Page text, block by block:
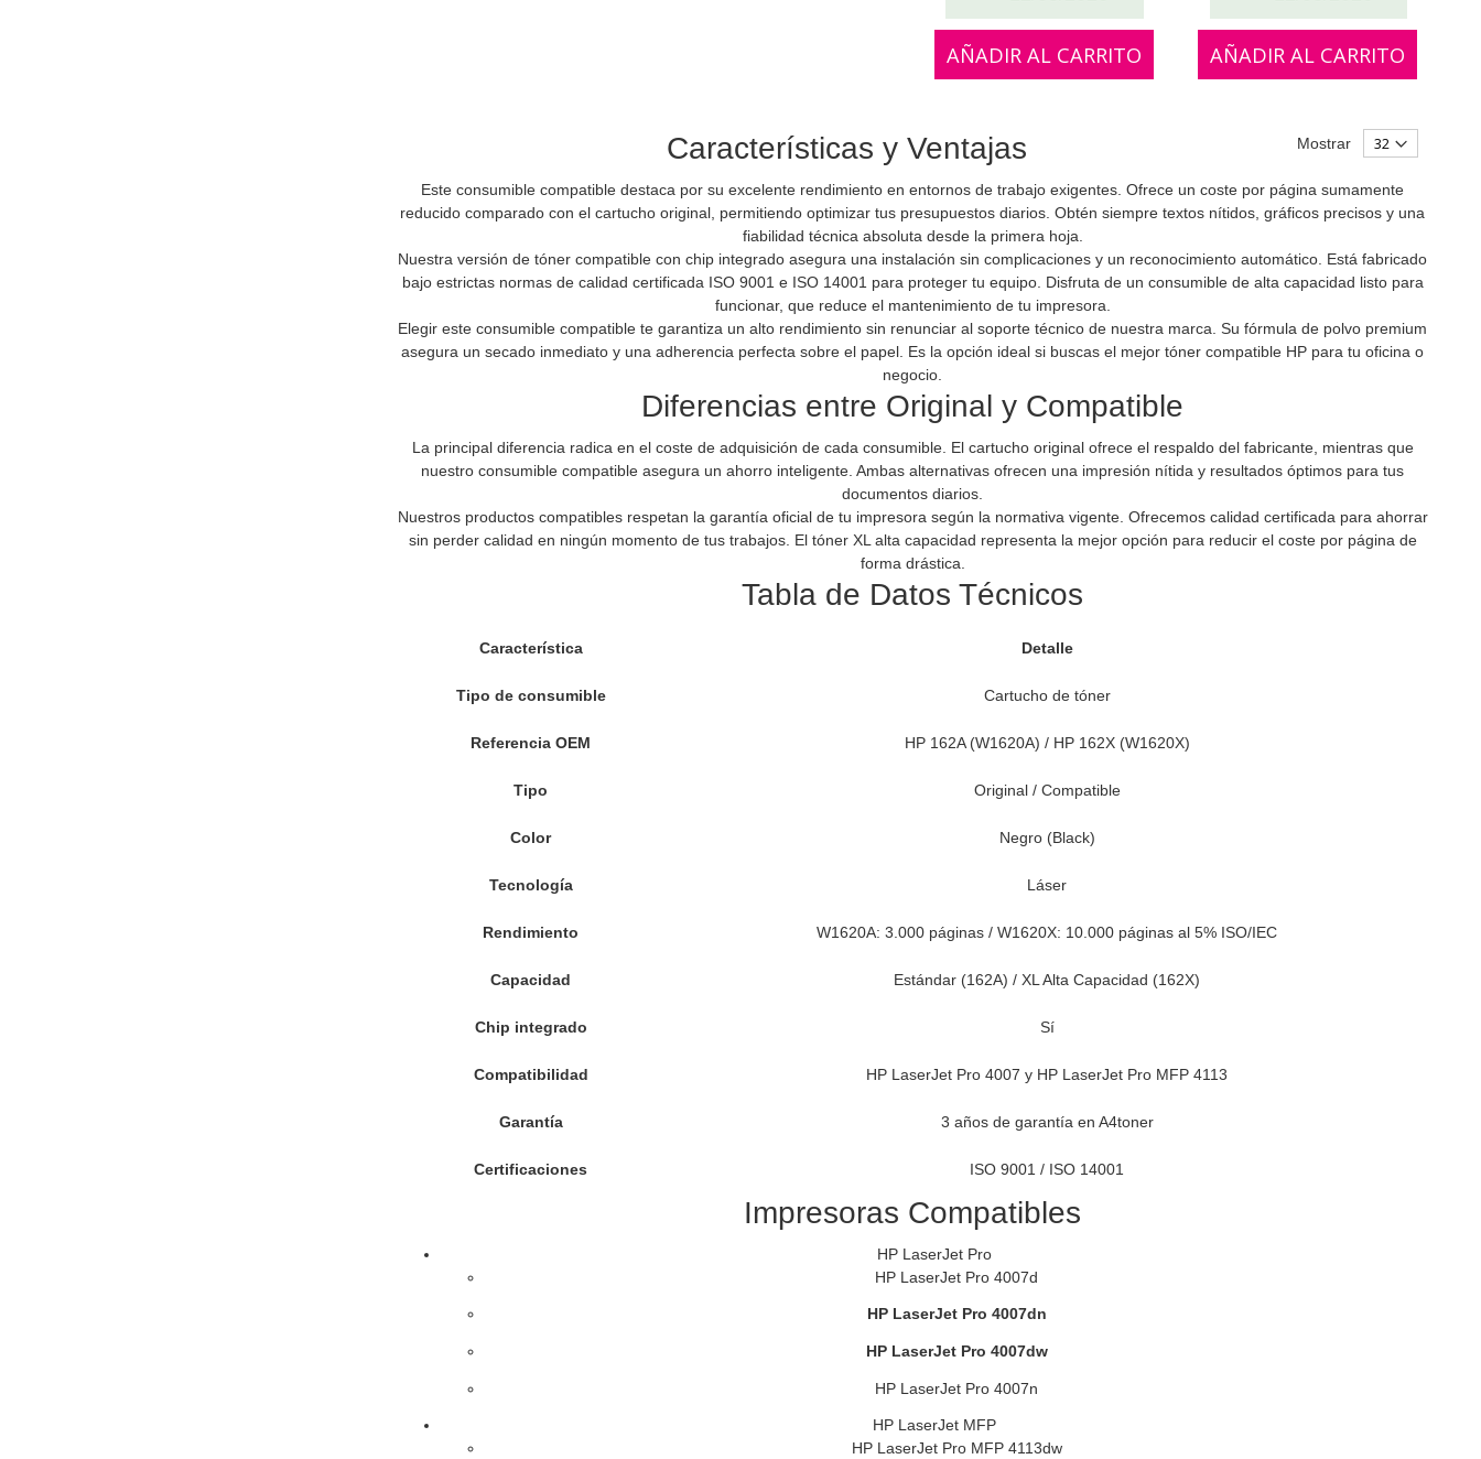
AÑADIR AL CARRITO AÑADIR AL CARRITO
Mostrar
Características y Ventajas
Este consumible compatible destaca por su excelente rendimiento en entornos de trabajo exigentes. Ofrece un coste por página sumamente
reducido comparado con el cartucho original, permitiendo optimizar tus presupuestos diarios. Obtén siempre textos nítidos, gráficos precisos y una
fiabilidad técnica absoluta desde la primera hoja.
Nuestra versión de tóner compatible con chip integrado asegura una instalación sin complicaciones y un reconocimiento automático. Está fabricado
bajo estrictas normas de calidad certificada ISO 9001 e ISO 14001 para proteger tu equipo. Disfruta de un consumible de alta capacidad listo para
funcionar, que reduce el mantenimiento de tu impresora.
Elegir este consumible compatible te garantiza un alto rendimiento sin renunciar al soporte técnico de nuestra marca. Su fórmula de polvo premium
asegura un secado inmediato y una adherencia perfecta sobre el papel. Es la opción ideal si buscas el mejor tóner compatible HP para tu oficina o
negocio.
Diferencias entre Original y Compatible
La principal diferencia radica en el coste de adquisición de cada consumible. El cartucho original ofrece el respaldo del fabricante, mientras que
nuestro consumible compatible asegura un ahorro inteligente. Ambas alternativas ofrecen una impresión nítida y resultados óptimos para tus
documentos diarios.
Nuestros productos compatibles respetan la garantía oficial de tu impresora según la normativa vigente. Ofrecemos calidad certificada para ahorrar
sin perder calidad en ningún momento de tus trabajos. El tóner XL alta capacidad representa la mejor opción para reducir el coste por página de
forma drástica.
Tabla de Datos Técnicos
Característica Detalle
Tipo de consumible Cartucho de tóner
Referencia OEM HP 162A (W1620A) / HP 162X (W1620X)
Tipo Original / Compatible
Color Negro (Black)
Tecnología Láser
Rendimiento W1620A: 3.000 páginas / W1620X: 10.000 páginas al 5% ISO/IEC
Capacidad Estándar (162A) / XL Alta Capacidad (162X)
Chip integrado Sí
Compatibilidad HP LaserJet Pro 4007 y HP LaserJet Pro MFP 4113
Garantía 3 años de garantía en A4toner
Certificaciones ISO 9001 / ISO 14001
Impresoras Compatibles
HP LaserJet Pro
HP LaserJet Pro 4007d
HP LaserJet Pro 4007dn
HP LaserJet Pro 4007dw
HP LaserJet Pro 4007n
HP LaserJet MFP
HP LaserJet Pro MFP 4113dw